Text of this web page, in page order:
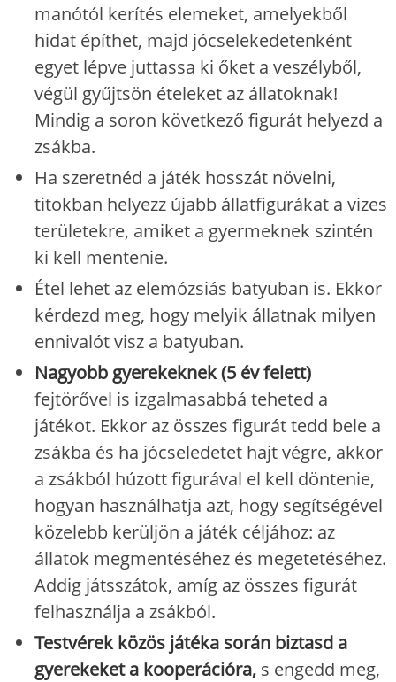
manótól kerítés elemeket, amelyekből
hidat építhet, majd jócselekedetenként
egyet lépve juttassa ki őket a veszélyből,
végül gyűjtsön ételeket az állatoknak!
Mindig a soron következő figurát helyezd a
zsákba.
Ha szeretnéd a játék hosszát növelni,
titokban helyezz újabb állatfigurákat a vizes
területekre, amiket a gyermeknek szintén
ki kell mentenie.
Étel lehet az elemózsiás batyuban is. Ekkor
kérdezd meg, hogy melyik állatnak milyen
ennivalót visz a batyuban.
Nagyobb gyerekeknek (5 év felett)
fejtörővel is izgalmasabbá teheted a
játékot. Ekkor az összes figurát tedd bele a
zsákba és ha jócseledetet hajt végre, akkor
a zsákból húzott figurával el kell döntenie,
hogyan használhatja azt, hogy segítségével
közelebb kerüljön a játék céljához: az
állatok megmentéséhez és megetetéséhez.
Addig játsszátok, amíg az összes figurát
felhasználja a zsákból.
Testvérek közös játéka során biztasd a
gyerekeket a kooperációra, s engedd meg,